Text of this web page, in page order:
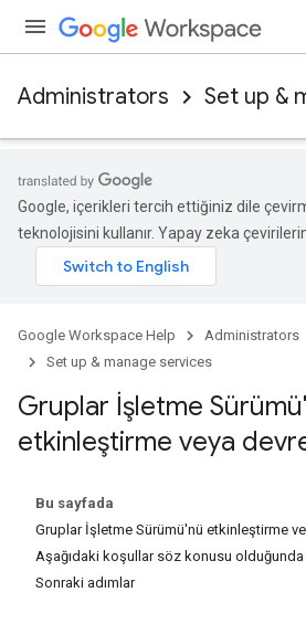
Administrators Set up &
Google, içerikleri tercih ettiğiniz dile
teknolojisini kullanır. Yapay zeka
Google Workspace Help
Administrators
Set up & manage services
Gruplar İşletme
etkinleştirme veya devre
Bu sayfada
Gruplar İşletme Sürümü'nü etkinleştirme
Aşağıdaki koşullar söz konusu olduğunda
Sonraki adımlar